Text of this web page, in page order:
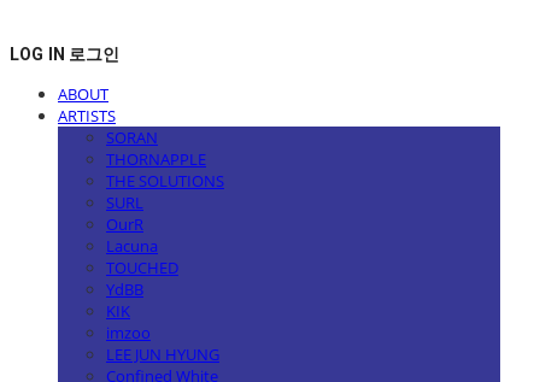
LOG IN 로그인
ABOUT
ARTISTS
SORAN
THORNAPPLE
THE SOLUTIONS
SURL
OurR
Lacuna
TOUCHED
YdBB
KIK
imzoo
LEE JUN HYUNG
Confined White